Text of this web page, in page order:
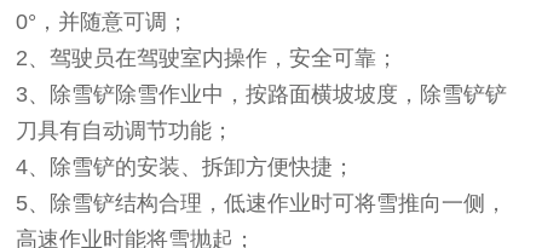
0°，并随意可调；
2、驾驶员在驾驶室内操作，安全可靠；
3、除雪铲除雪作业中，按路面横坡坡度，除雪铲铲
刀具有自动调节功能；
4、除雪铲的安装、拆卸方便快捷；
5、除雪铲结构合理，低速作业时可将雪推向一侧，
高速作业时能将雪抛起；